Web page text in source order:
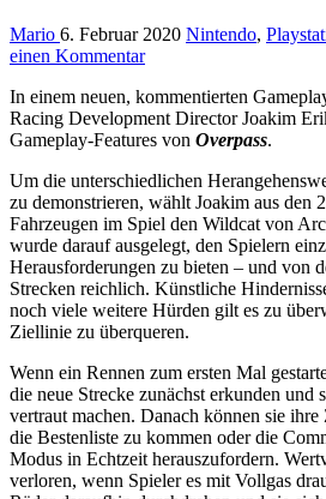
Mario 6. Februar 2020 Nintendo,
einen Kommentar
In einem neuen, kommentierten
Racing Development Director Joakim
Gameplay-Features von Overpass.
Um die unterschiedlichen
zu demonstrieren, wählt Joakim aus den
Fahrzeugen im Spiel den Wildcat von
wurde darauf ausgelegt, den Spielern
Herausforderungen zu bieten – und von
Strecken reichlich. Künstliche
noch viele weitere Hürden gilt es zu
Ziellinie zu überqueren.
Wenn ein Rennen zum ersten Mal
die neue Strecke zunächst erkunden und
vertraut machen. Danach können sie
die Bestenliste zu kommen oder die
Modus in Echtzeit herauszufordern.
verloren, wenn Spieler es mit Vollgas